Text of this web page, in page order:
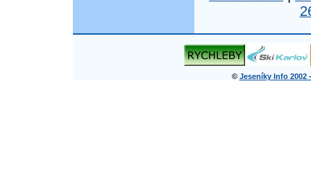
© Jeseníky Info 2002